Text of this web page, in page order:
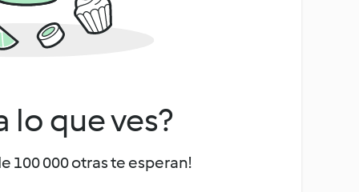
lo que ves?
100 000 otras te esperan!